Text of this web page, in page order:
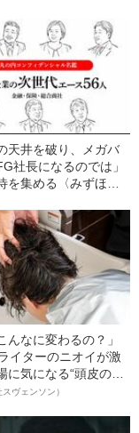
コメント》
天井を破り、メガバ
社長になるのでは」
を集める〈みずほ
介】
んなに変わるの？」
イターのニオイが激
気になる“頭皮のニ
タつき”を解消す
出した徹底ケアとは
ヴェンソン）